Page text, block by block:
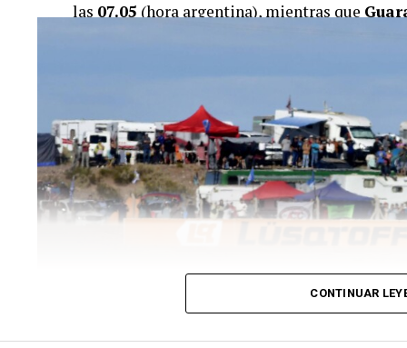
las 07.05 (hora argentina), mientras que
TEMAS RELACIONADOS:
ANTERIOR
Se va a la MLS: Langoni se despidió de
Boca y viaja a Boston
CONTINUAR